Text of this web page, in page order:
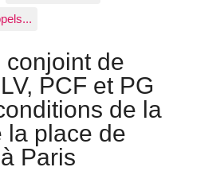
conjoint de
PCF et PG
de la
la place de
Paris